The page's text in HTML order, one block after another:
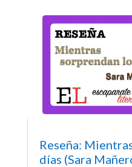
Reseña:
días (Sara